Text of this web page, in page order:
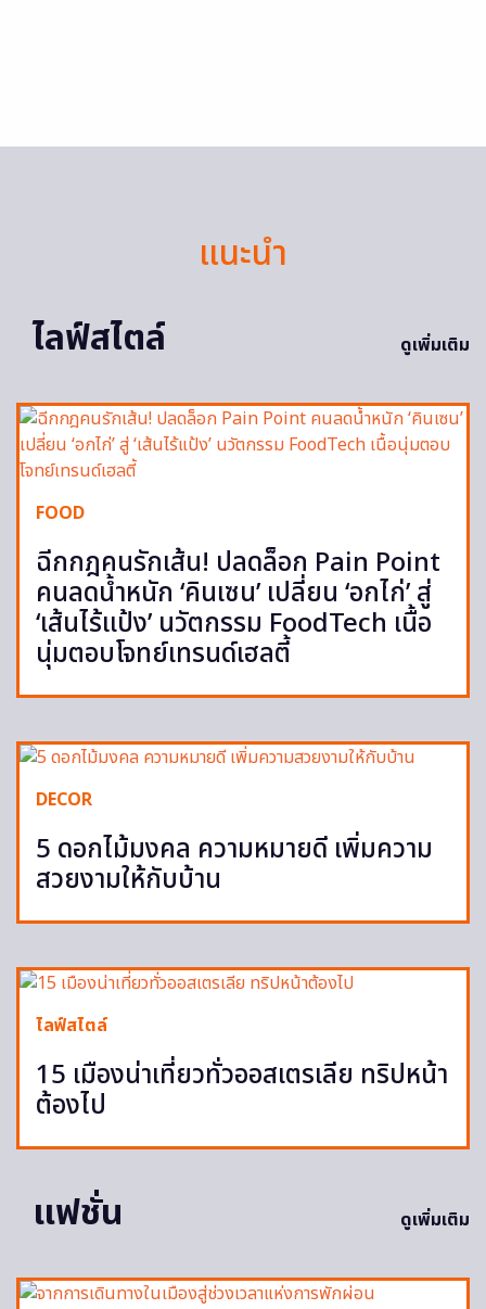
แนะนำ
ไลฟ์สไตล์
ดูเพิ่มเติม
FOOD
ฉีกกฎคนรักเส้น! ปลดล็อก Pain Point
คนลดน้ำหนัก ‘คินเซน’ เปลี่ยน ‘อกไก่’ สู่
‘เส้นไร้แป้ง’ นวัตกรรม FoodTech เนื้อ
นุ่มตอบโจทย์เทรนด์เฮลตี้
DECOR
5 ดอกไม้มงคล ความหมายดี เพิ่มความ
สวยงามให้กับบ้าน
ไลฟ์สไตล์
15 เมืองน่าเที่ยวทั่วออสเตรเลีย ทริปหน้า
ต้องไป
แฟชั่น ดูเพิ่มเติม